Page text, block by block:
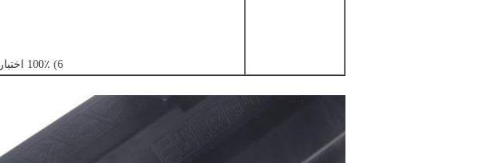
6) 100٪ اختبار من المواد الخام إلى المنتجات النهائية